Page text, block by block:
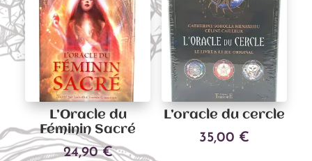
L’Oracle du
Féminin Sacré
24,90€
L’oracle du cercle
35,00 €